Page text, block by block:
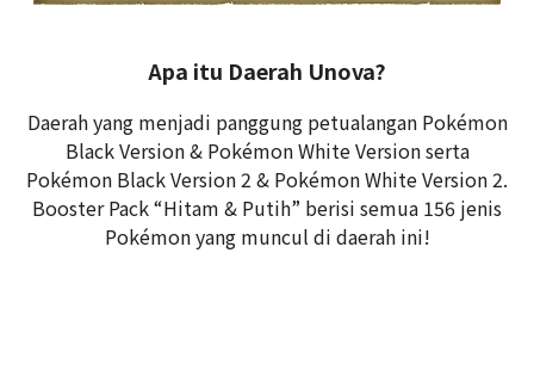
Apa itu Daerah Unova?
Daerah yang menjadi panggung petualangan Pokémon
Black Version & Pokémon White Version serta
Pokémon Black Version 2 & Pokémon White Version 2.
Booster Pack “Hitam & Putih” berisi semua 156 jenis
Pokémon yang muncul di daerah ini!